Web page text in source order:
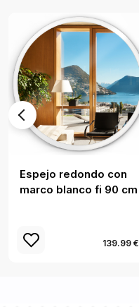
Espejo redondo con
marco blanco fi 90 cm
139.99 €